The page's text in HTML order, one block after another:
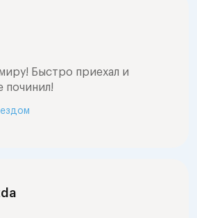
Быстро приехал и
починил!